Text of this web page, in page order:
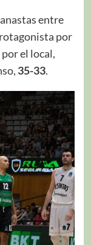
entre
por
por el local,
35-33.